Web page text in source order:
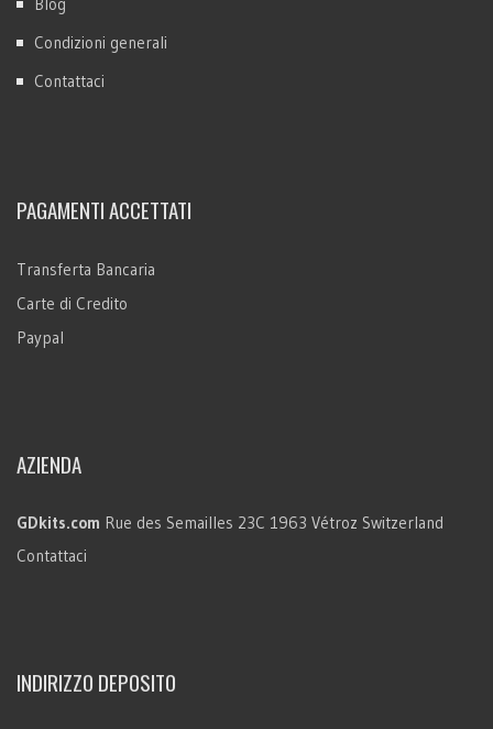
Blog
Condizioni generali
Contattaci
PAGAMENTI ACCETTATI
Transferta Bancaria
Carte di Credito
Paypal
AZIENDA
GDkits.com Rue des Semailles 23C 1963 Vétroz Switzerland
Contattaci
INDIRIZZO DEPOSITO